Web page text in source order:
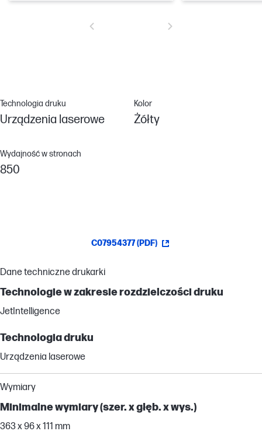
Technologia druku
Urządzenia laserowe
Kolor
Żółty
Wydajność w stronach
850
C07954377 (PDF)
Dane techniczne drukarki
Technologie w zakresie rozdzielczości druku
JetIntelligence
Technologia druku
Urządzenia laserowe
Wymiary
Minimalne wymiary (szer. x głęb. x wys.)
363 x 96 x 111 mm